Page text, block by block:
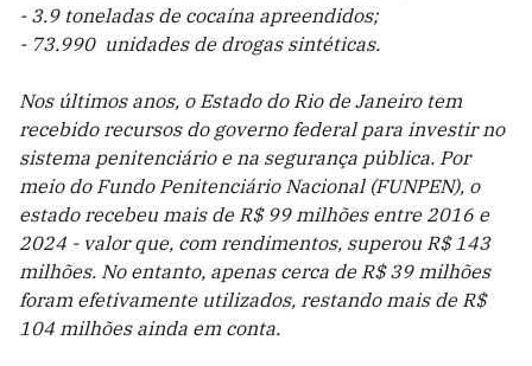
- 3.9 toneladas de cocaína apreendidos;
- 73.990 unidades de drogas sintéticas.
Nos últimos anos, o Estado do Rio de Janeiro tem
recebido recursos do governo federal para investir no
sistema penitenciário e na segurança pública. Por
meio do Fundo Penitenciário Nacional (FUNPEN), o
estado recebeu mais de R$ 99 milhões entre 2016 e
2024 - valor que, com rendimentos, superou R$ 143
milhões. No entanto, apenas cerca de R$ 39 milhões
foram efetivamente utilizados, restando mais de R$
104 milhões ainda em conta.